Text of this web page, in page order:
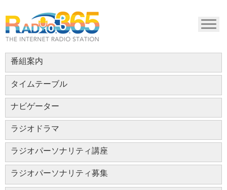
番組案内
タイムテーブル
ナビゲーター
ラジオドラマ
ラジオパーソナリティ講座
ラジオパーソナリティ募集